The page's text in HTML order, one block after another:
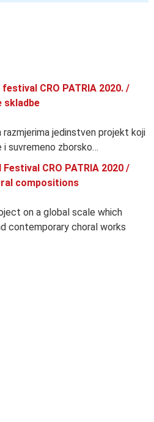
CRO PATRIA 2020. /
skladbe
razmjerima jedinstven projekt koji
i suvremeno zborsko…
CRO PATRIA 2020 /
compositions
on a global scale which
contemporary choral works